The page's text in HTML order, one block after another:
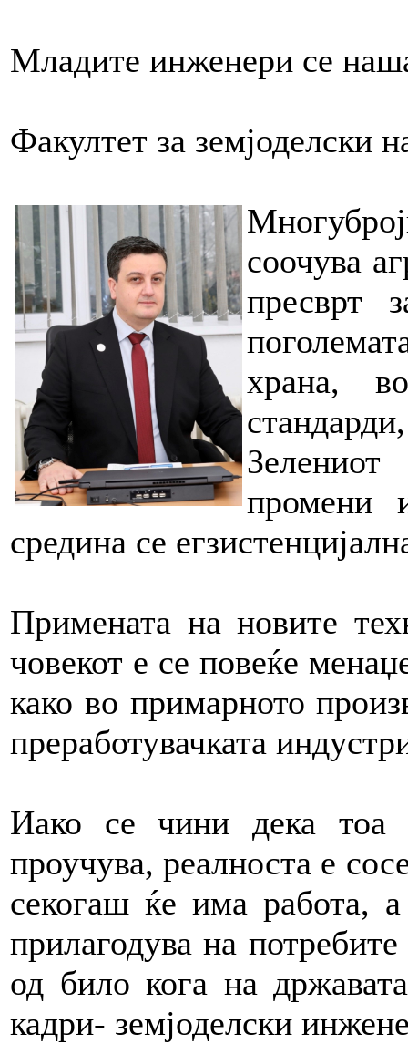
Младите инженери се
Факултет за земјоделски
соочува
пресврт
храна,
промени
средина се
Примената на новите
човекот е се повеќе
како во примарното
преработувачката
Иако се чини дека
проучува, реалноста е
секогаш ќе има работа,
прилагодува на
од било кога на
кадри- земјоделски